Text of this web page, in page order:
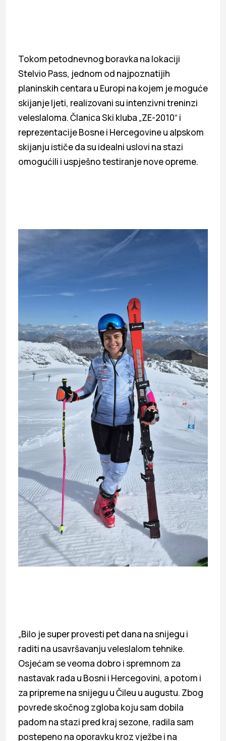
Tokom petodnevnog boravka na lokaciji
Stelvio Pass, jednom od najpoznatijih
planinskih centara u Europi na kojem je moguće
skijanje ljeti, realizovani su intenzivni treninzi
veleslaloma. Članica Ski kluba „ZE-2010“ i
reprezentacije Bosne i Hercegovine u alpskom
skijanju ističe da su idealni uslovi na stazi
omogućili i uspješno testiranje nove opreme.
„Bilo je super provesti pet dana na snijegu i
raditi na usavršavanju veleslalom tehnike.
Osjećam se veoma dobro i spremnom za
nastavak rada u Bosni i Hercegovini, a potom i
za pripreme na snijegu u Čileu u augustu. Zbog
povrede skočnog zgloba koju sam dobila
padom na stazi pred kraj sezone, radila sam
postepeno na oporavku kroz vježbe i na